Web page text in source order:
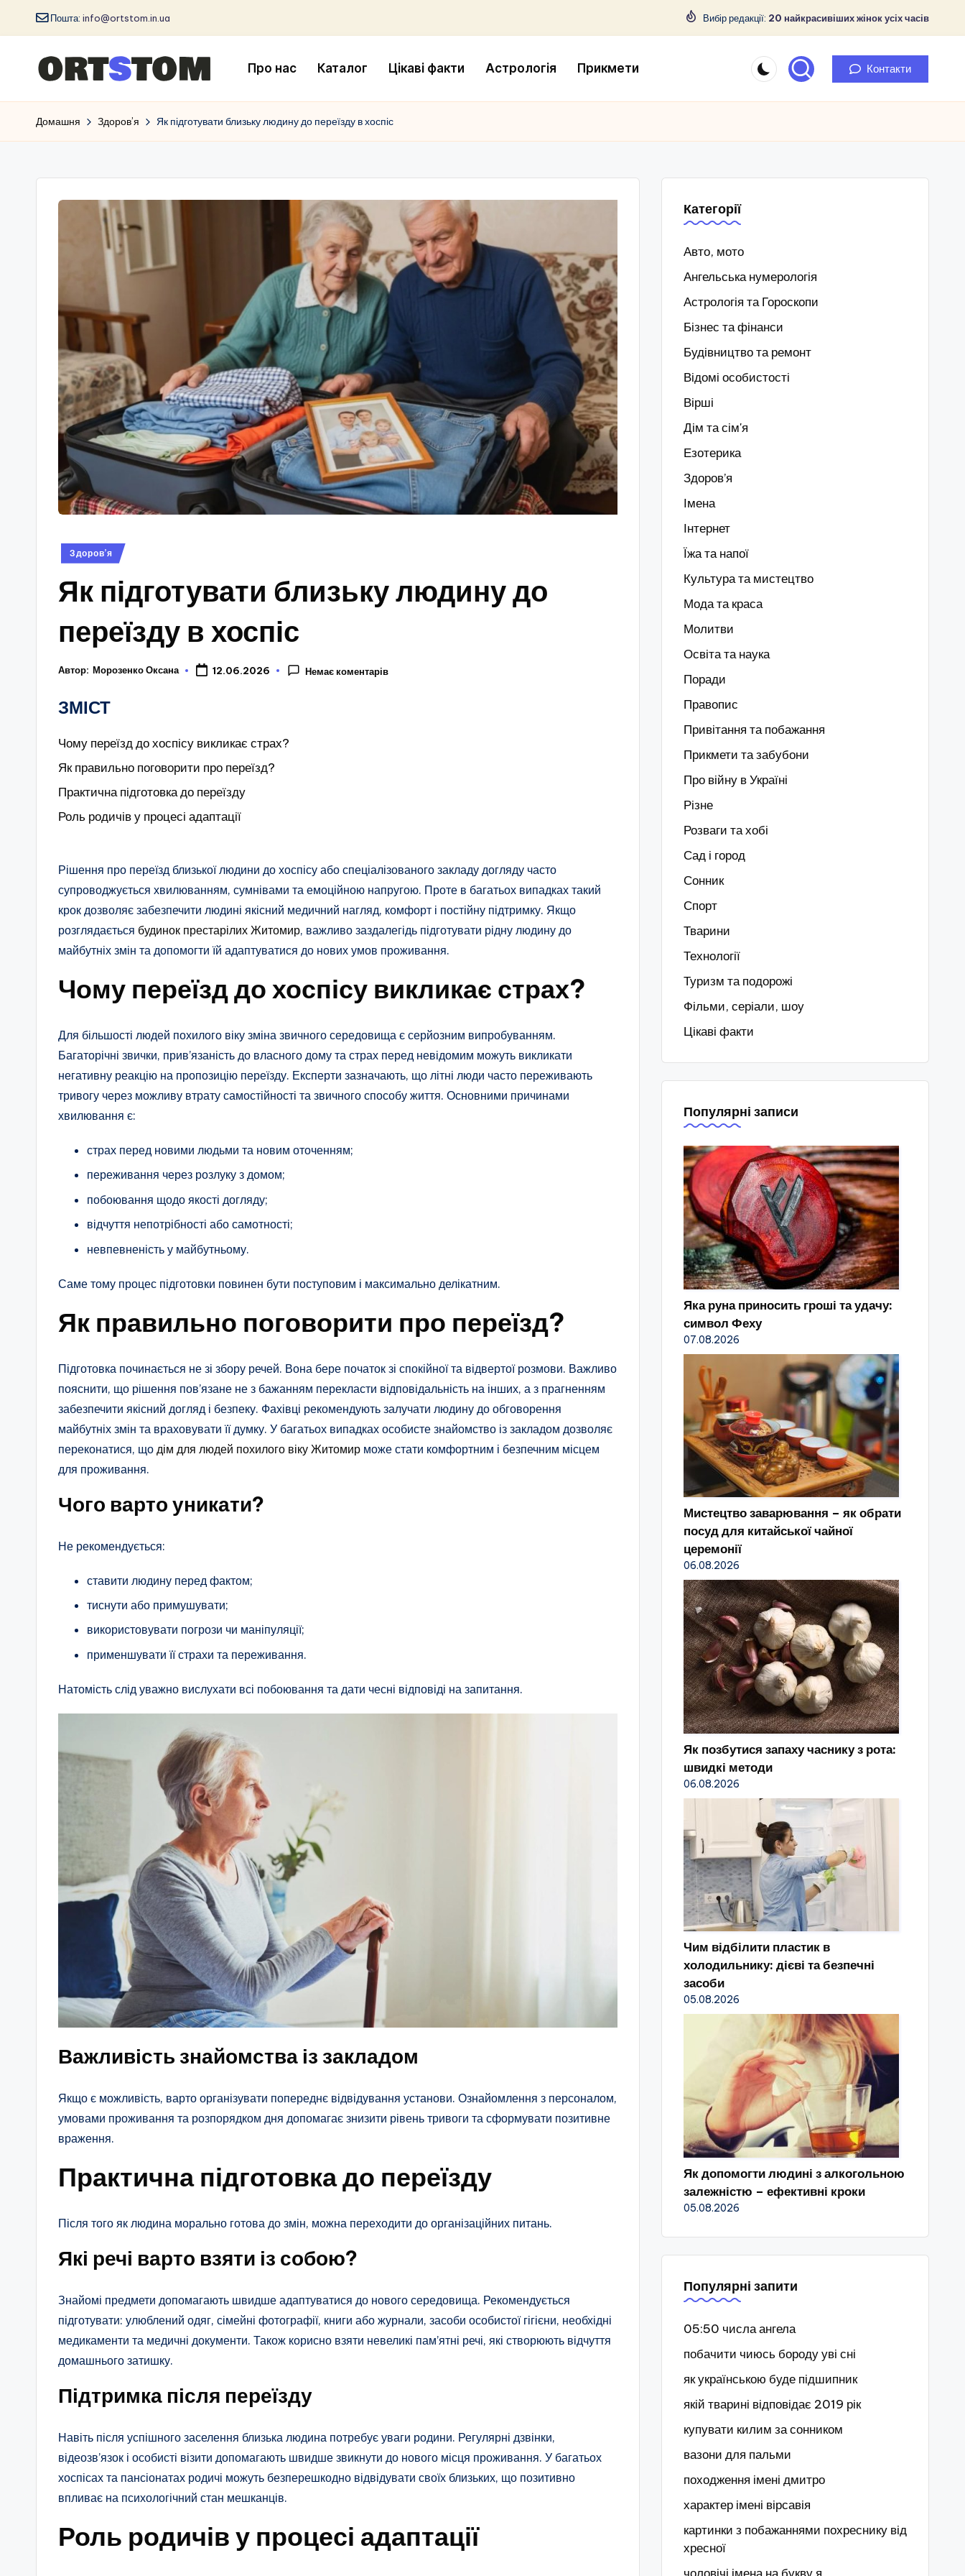
Пошта: info@ortstom.in.ua Вибір редакції: 20 найкрасивіших жінок усіх часів
Про нас Каталог Цікаві факти Астрологія Прикмети Контакти
Домашня Здоров’я Як підготувати близьку людину до переїзду в хоспіс
Опубліковано
Здоров’я
Як підготувати близьку людину до
переїзду в хоспіс
Автор: Морозенко Оксана 12.06.2026 Немає коментарів
ЗМІСТ
Чому переїзд до хоспісу викликає страх?
Як правильно поговорити про переїзд?
Практична підготовка до переїзду
Роль родичів у процесі адаптації
Рішення про переїзд близької людини до хоспісу або спеціалізованого закладу догляду часто
супроводжується хвилюванням, сумнівами та емоційною напругою. Проте в багатьох випадках такий
крок дозволяє забезпечити людині якісний медичний нагляд, комфорт і постійну підтримку. Якщо
розглядається будинок престарілих Житомир, важливо заздалегідь підготувати рідну людину до
майбутніх змін та допомогти їй адаптуватися до нових умов проживання.
Чому переїзд до хоспісу викликає страх?
Для більшості людей похилого віку зміна звичного середовища є серйозним випробуванням.
Багаторічні звички, прив’язаність до власного дому та страх перед невідомим можуть викликати
негативну реакцію на пропозицію переїзду. Експерти зазначають, що літні люди часто переживають
тривогу через можливу втрату самостійності та звичного способу життя. Основними причинами
хвилювання є:
страх перед новими людьми та новим оточенням;
переживання через розлуку з домом;
побоювання щодо якості догляду;
відчуття непотрібності або самотності;
невпевненість у майбутньому.
Саме тому процес підготовки повинен бути поступовим і максимально делікатним.
Як правильно поговорити про переїзд?
Підготовка починається не зі збору речей. Вона бере початок зі спокійної та відвертої розмови. Важливо
пояснити, що рішення пов’язане не з бажанням перекласти відповідальність на інших, а з прагненням
забезпечити якісний догляд і безпеку. Фахівці рекомендують залучати людину до обговорення
майбутніх змін та враховувати її думку. У багатьох випадках особисте знайомство із закладом дозволяє
переконатися, що дім для людей похилого віку Житомир може стати комфортним і безпечним місцем
для проживання.
Чого варто уникати?
Не рекомендується:
ставити людину перед фактом;
тиснути або примушувати;
використовувати погрози чи маніпуляції;
применшувати її страхи та переживання.
Натомість слід уважно вислухати всі побоювання та дати чесні відповіді на запитання.
Важливість знайомства із закладом
Якщо є можливість, варто організувати попереднє відвідування установи. Ознайомлення з персоналом,
умовами проживання та розпорядком дня допомагає знизити рівень тривоги та сформувати позитивне
враження.
Практична підготовка до переїзду
Після того як людина морально готова до змін, можна переходити до організаційних питань.
Які речі варто взяти із собою?
Знайомі предмети допомагають швидше адаптуватися до нового середовища. Рекомендується
підготувати: улюблений одяг, сімейні фотографії, книги або журнали, засоби особистої гігієни, необхідні
медикаменти та медичні документи. Також корисно взяти невеликі пам’ятні речі, які створюють відчуття
домашнього затишку.
Підтримка після переїзду
Навіть після успішного заселення близька людина потребує уваги родини. Регулярні дзвінки,
відеозв’язок і особисті візити допомагають швидше звикнути до нового місця проживання. У багатьох
хоспісах та пансіонатах родичі можуть безперешкодно відвідувати своїх близьких, що позитивно
впливає на психологічний стан мешканців.
Роль родичів у процесі адаптації
Категорії
Авто, мото
Ангельська нумерологія
Астрологія та Гороскопи
Бізнес та фінанси
Будівництво та ремонт
Відомі особистості
Вірші
Дім та сім'я
Езотерика
Здоров’я
Імена
Інтернет
Їжа та напої
Культура та мистецтво
Мода та краса
Молитви
Освіта та наука
Поради
Правопис
Привітання та побажання
Прикмети та забубони
Про війну в Україні
Різне
Розваги та хобі
Сад і город
Сонник
Спорт
Тварини
Технології
Туризм та подорожі
Фільми, серіали, шоу
Цікаві факти
Популярні записи
Яка руна приносить гроші та удачу:
символ Феху
07.08.2026
Мистецтво заварювання – як обрати
посуд для китайської чайної
церемонії
06.08.2026
Як позбутися запаху часнику з рота:
швидкі методи
06.08.2026
Чим відбілити пластик в
холодильнику: дієві та безпечні
засоби
05.08.2026
Як допомогти людині з алкогольною
залежністю – ефективні кроки
05.08.2026
Популярні запити
05:50 числа ангела
побачити чиюсь бороду уві сні
як українською буде підшипник
якій тварині відповідає 2019 рік
купувати килим за сонником
вазони для пальми
походження імені дмитро
характер імені вірсавія
картинки з побажаннями похреснику від
хресної